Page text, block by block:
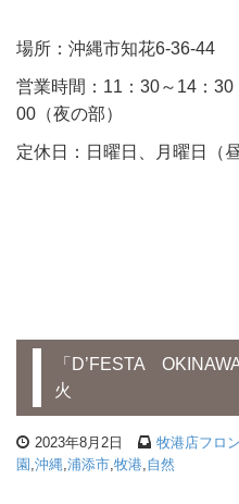
場所：沖縄市知花6-36-44
営業時間：11：30～14：30
00（夜の部）
定休日：日曜日、月曜日（昼
「D’FESTA
火
2023年8月2日 牧港店フロ
園 沖縄 浦添市 牧港 自然